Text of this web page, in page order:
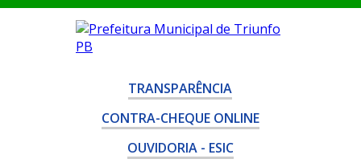
TRANSPARÊNCIA
CONTRA-CHEQUE ONLINE
OUVIDORIA - ESIC